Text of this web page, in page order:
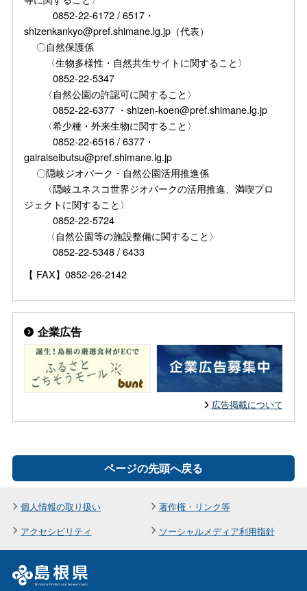
0852-22-6172 / 6517・
shizenkankyo@pref.shimane.lg.jp（代表）
〇自然保護係
〈生物多様性・自然共生サイトに関すること〉
0852-22-5347
〈自然公園の許認可に関すること〉
0852-22-6377 ・shizen-koen@pref.shimane.lg.jp
〈希少種・外来生物に関すること〉
0852-22-6516 / 6377・
gairaiseibutsu@pref.shimane.lg.jp
〇隠岐ジオパーク・自然公園活用推進係
〈隠岐ユネスコ世界ジオパークの活用推進、満喫プロ
ジェクトに関すること〉
0852-22-5724
〈自然公園等の施設整備に関すること〉
0852-22-5348 / 6433
【 FAX】0852-26-2142
企業広告
広告掲載について
ページの先頭へ戻る
個人情報の取り扱い
著作権・リンク等
アクセシビリティ
ソーシャルメディア利用指針